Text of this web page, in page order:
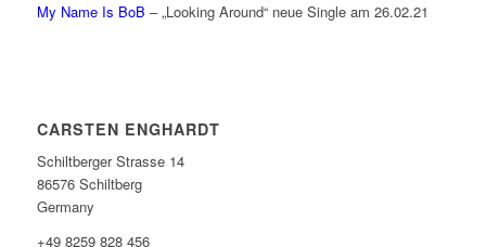
My Name Is BoB – „Looking Around“ neue Single am 26.02.21
CARSTEN ENGHARDT
Schiltberger Strasse 14
86576 Schiltberg
Germany
+49 8259 828 456